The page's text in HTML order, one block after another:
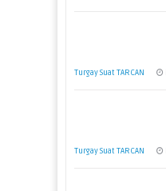
Turgay Suat TARCAN
Turgay Suat TARCAN